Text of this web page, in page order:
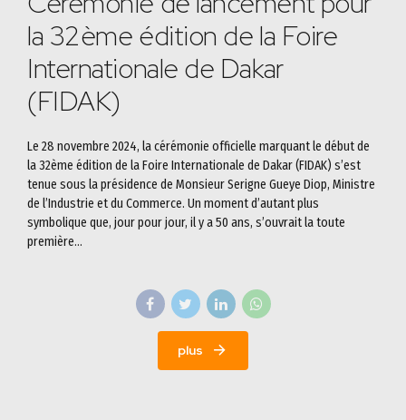
la 32ème édition de la Foire
Internationale de Dakar
(FIDAK)
Le 28 novembre 2024, la cérémonie officielle marquant le début de
la 32ème édition de la Foire Internationale de Dakar (FIDAK) s’est
tenue sous la présidence de Monsieur Serigne Gueye Diop, Ministre
de l’Industrie et du Commerce. Un moment d’autant plus
symbolique que, jour pour jour, il y a 50 ans, s’ouvrait la toute
première...
plus